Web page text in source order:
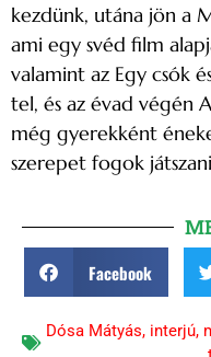
kezdünk, utána jön a
ami egy svéd film
valamint az Egy csók
tel, és az évad végén
még gyerekként
szerepet fogok
Facebook
Dósa Mátyás, interjú,